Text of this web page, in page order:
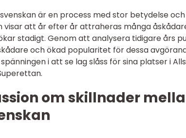
är en process med stor betydelse
visar att år efter år attraheras många
stadigt. Genom att analysera tidigare års
och ökad popularitet för dessa
i att se lag slåss för sina platser i
om skillnader